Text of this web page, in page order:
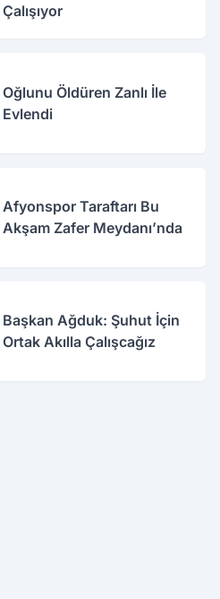
Çalışıyor
Oğlunu Öldüren Zanlı İle
Evlendi
Afyonspor Taraftarı Bu
Akşam Zafer Meydanı’nda
Başkan Ağduk: Şuhut İçin
Ortak Akılla Çalışcağız